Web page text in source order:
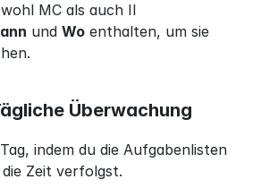
MC als auch II
und Wo enthalten, um sie
Überwachung
indem du die Aufgabenlisten
Zeit verfolgst.